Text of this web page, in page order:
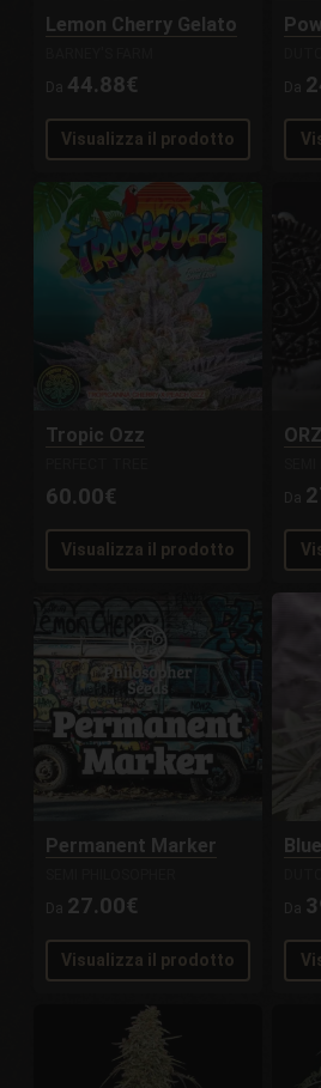
Lemon Cherry Gelato
Da 44.88€
Visualizza il prodotto
Da
Tropic Ozz
60.00€
Visualizza il prodotto
Permanent Marker
27.00€
Visualizza il prodotto